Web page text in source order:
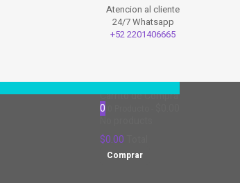
Carrito de Compra
0
$0.00
Comprar
Atencion al cliente
24/7 Whatsapp
+52 2201406665